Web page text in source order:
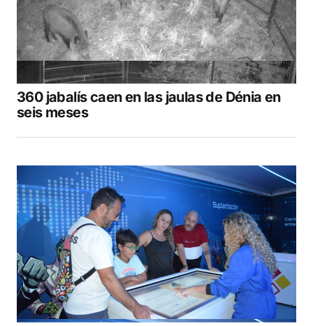
360 jabalís caen en las jaulas de Dénia en
seis meses